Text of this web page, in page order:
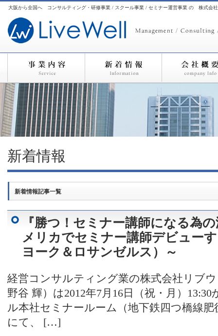
大阪から全国へ コンサルティング・研修事業 / スクール事業 / セミナー運営事業 の 株式会
新着情報
新着情報記事一覧
『勝つ！セミナー講師になる為
メリカでセミナー講師デビュー
ヨーク＆ロサンゼルス）～
経営コンサルティング業の株式会社リブ
野谷 輝）は2012年7月16日（祝・月）
ル本社セミナールーム（地下鉄四つ橋線
にて、 […]